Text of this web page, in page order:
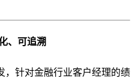
、可追溯
，针对金融行业客户经理的绩